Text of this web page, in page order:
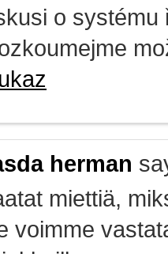
o
herman
miettiä,
voimme